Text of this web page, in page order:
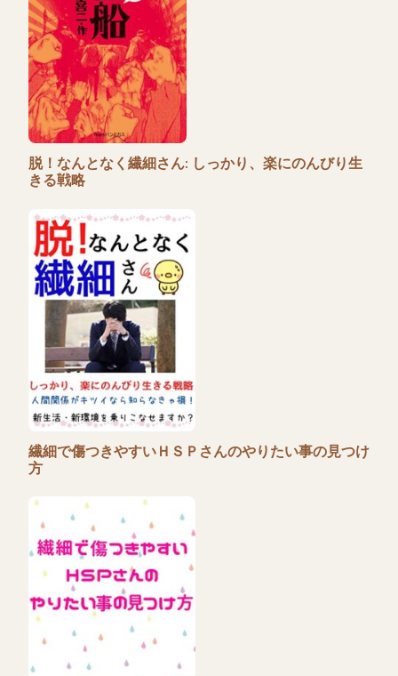
脱！なんとなく繊細さん: しっかり、楽にのんびり生
きる戦略
繊細で傷つきやすいＨＳＰさんのやりたい事の見つけ
方